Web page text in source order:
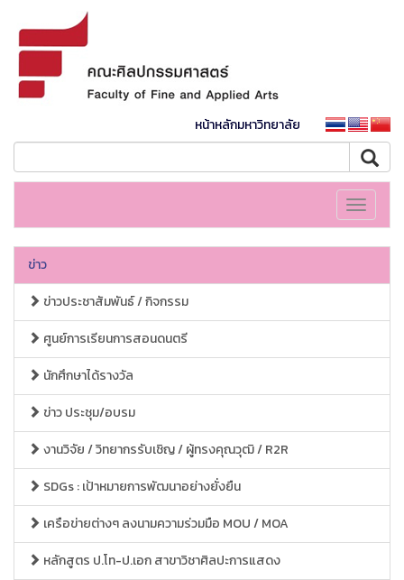
หน้าหลักมหาวิทยาลัย
Toggle
ข่าว
ข่าวประชาสัมพันธ์ / กิจกรรม
ศูนย์การเรียนการสอนดนตรี
นักศึกษาได้รางวัล
ข่าว ประชุม/อบรม
งานวิจัย / วิทยากรรับเชิญ / ผู้ทรงคุณวุฒิ / R2R
SDGs : เป้าหมายการพัฒนาอย่างยั่งยืน
เครือข่ายต่างๆ ลงนามความร่วมมือ MOU / MOA
หลักสูตร ป.โท-ป.เอก สาขาวิชาศิลปะการแสดง